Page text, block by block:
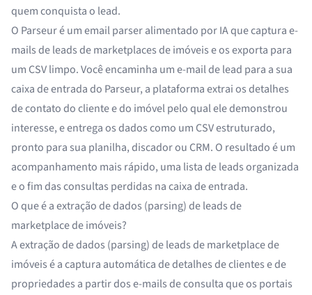
quem conquista o lead.
O Parseur é umemail parseralimentado por IA que captura e-
mails de leads de marketplaces de imóveis e os exporta para
um CSV limpo. Você encaminha um e-mail de lead para a sua
caixa de entrada do Parseur, a plataforma extrai os detalhes
de contato do cliente e do imóvel pelo qual ele demonstrou
interesse, e entrega os dados como um CSV estruturado,
pronto para sua planilha, discador ou CRM. O resultado é um
acompanhamento mais rápido, uma lista de leads organizada
e o fim das consultas perdidas na caixa de entrada.
O que é a extração de dados (parsing) de leads de
marketplace de imóveis?
A extração de dados (parsing) de leads de marketplace de
imóveis é a captura automática de detalhes de clientes e de
propriedades a partir dos e-mails de consulta que os portais